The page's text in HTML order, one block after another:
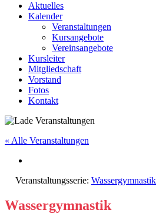
Aktuelles
Kalender
Veranstaltungen
Kursangebote
Vereinsangebote
Kursleiter
Mitgliedschaft
Vorstand
Fotos
Kontakt
« Alle Veranstaltungen
Veranstaltungsserie: Wassergymnastik
Wassergymnastik